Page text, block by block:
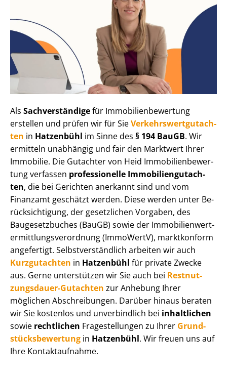
Als Sachverständigefür Im­mo­bi­li­en­be­wer­tung
erstellen und prüfen wir für SieVer­kehrs­wert­gut­ach­
ten in Hatzenbühl im Sinne des § 194 BauGB. Wir
ermitteln unabhängig und fair den Marktwert Ihrer
Immobilie. Die Gutachter von Heid Im­mo­bi­li­en­be­wer­
tung verfassen professionelle Im­mo­bi­li­en­gut­ach­
ten, die bei Gerichten anerkannt sind und vom
Finanzamt geschätzt werden. Diese werden unter Be­
rück­sich­ti­gung, der gesetzlichen Vorgaben, des
Baugesetzbuches (BauGB) sowie der Im­mo­bi­li­en­wert­
ermitt­lungs­ver­ord­nung (ImmoWertV), marktkonform
angefertigt. Selbst­ver­ständ­lich arbeiten wir auch
Kurzgutachten in Hatzenbühl für private Zwecke
aus. Gerne unterstützen wir Sie auch bei Rest­nut­
zungs­dau­er-Gutachten zur Anhebung Ihrer
möglichen Abschreibungen. Darüber hinaus beraten
wir Sie kostenlos und unverbindlich bei inhaltlichen
sowie rechtlichen Fragestellungen zu Ihrer Grund­
stücks­be­wer­tung in Hatzenbühl. Wir freuen uns auf
Ihre Kontaktaufnahme.